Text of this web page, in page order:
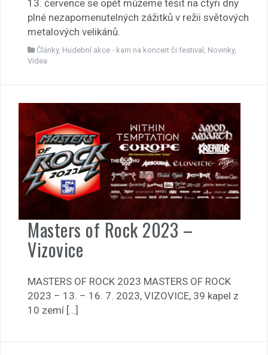
13. července se opět můžeme těšit na čtyři dny
plné nezapomenutelných zážitků v režii světových
metalových velikánů.
Články, Hudební akce - kam na koncert či festival Novinky,
Videa
Masters of Rock 2023 –
Vizovice
MASTERS OF ROCK 2023 MASTERS OF ROCK
2023 – 13. – 16. 7. 2023, VIZOVICE, 39 kapel z
10 zemí […]